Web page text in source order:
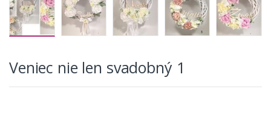
Veniec nie len svadobný 1